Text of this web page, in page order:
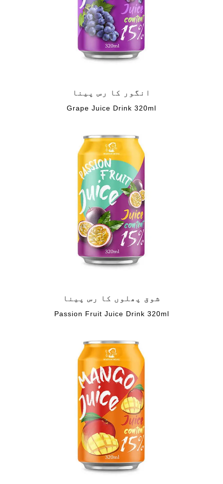
انگور کا رس پینا
Grape Juice Drink 320ml
شوق پھلوں کا رس پینا
Passion Fruit Juice Drink 320ml